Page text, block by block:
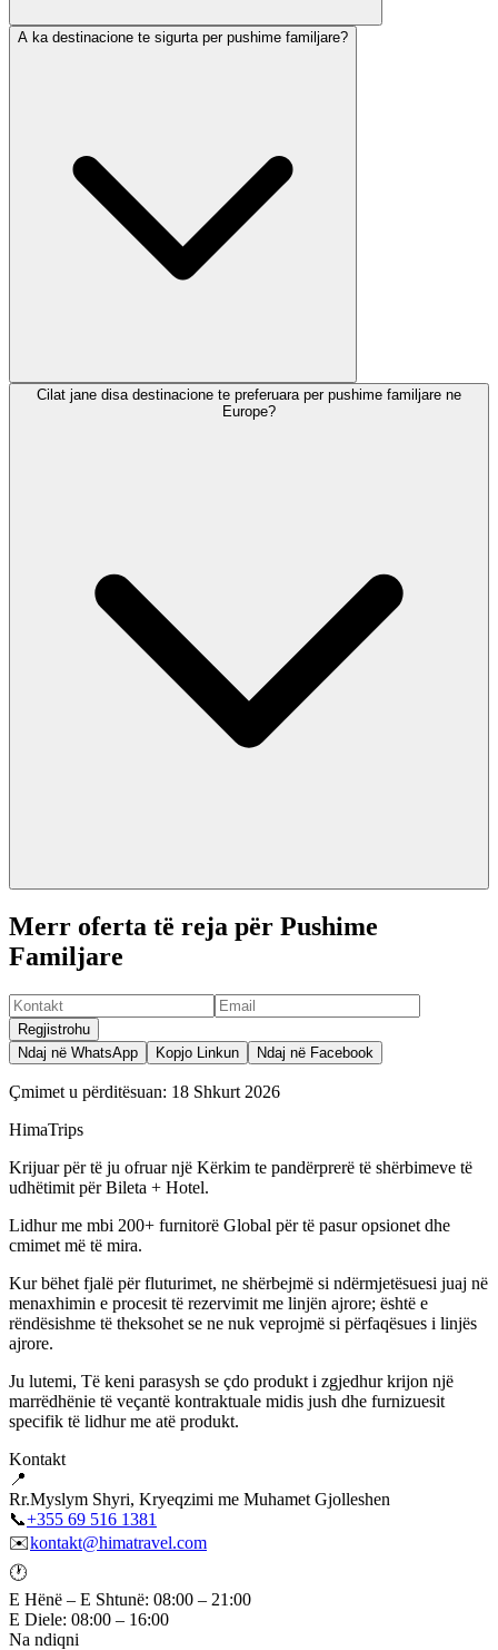
A ka destinacione te sigurta per pushime familjare?
Cilat jane disa destinacione te preferuara per pushime familjare ne
Europe?
Merr oferta të reja për Pushime
Familjare
Regjistrohu
Ndaj në WhatsApp
Kopjo Linkun Ndaj në Facebook
Çmimet u përditësuan: 18 Shkurt 2026
HimaTrips
Krijuar për të ju ofruar një Kërkim te pandërprerë të shërbimeve të
udhëtimit për Bileta + Hotel.
Lidhur me mbi 200+ furnitorë Global për të pasur opsionet dhe
cmimet më të mira.
Kur bëhet fjalë për fluturimet, ne shërbejmë si ndërmjetësuesi juaj në
menaxhimin e procesit të rezervimit me linjën ajrore; është e
rëndësishme të theksohet se ne nuk veprojmë si përfaqësues i linjës
ajrore.
Ju lutemi, Të keni parasysh se çdo produkt i zgjedhur krijon një
marrëdhënie të veçantë kontraktuale midis jush dhe furnizuesit
specifik të lidhur me atë produkt.
Kontakt
📍
Rr.Myslym Shyri, Kryeqzimi me Muhamet Gjolleshen
📞+355 69 516 1381
✉️kontakt@himatravel.com
🕐
E Hënë – E Shtunë: 08:00 – 21:00
E Diele: 08:00 – 16:00
Na ndiqni